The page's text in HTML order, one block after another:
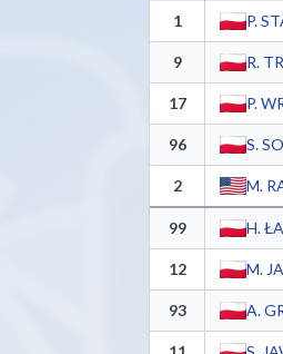
Miasto Szkła
1 P.
9 R.
17 P.
96 S.
2 M.
99 H.
12 M.
93 A.